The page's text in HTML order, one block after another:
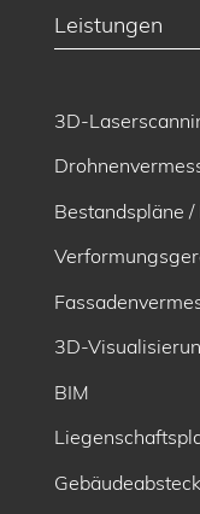
Leistungen
3D-
Bestandspläne
3D-
BIM